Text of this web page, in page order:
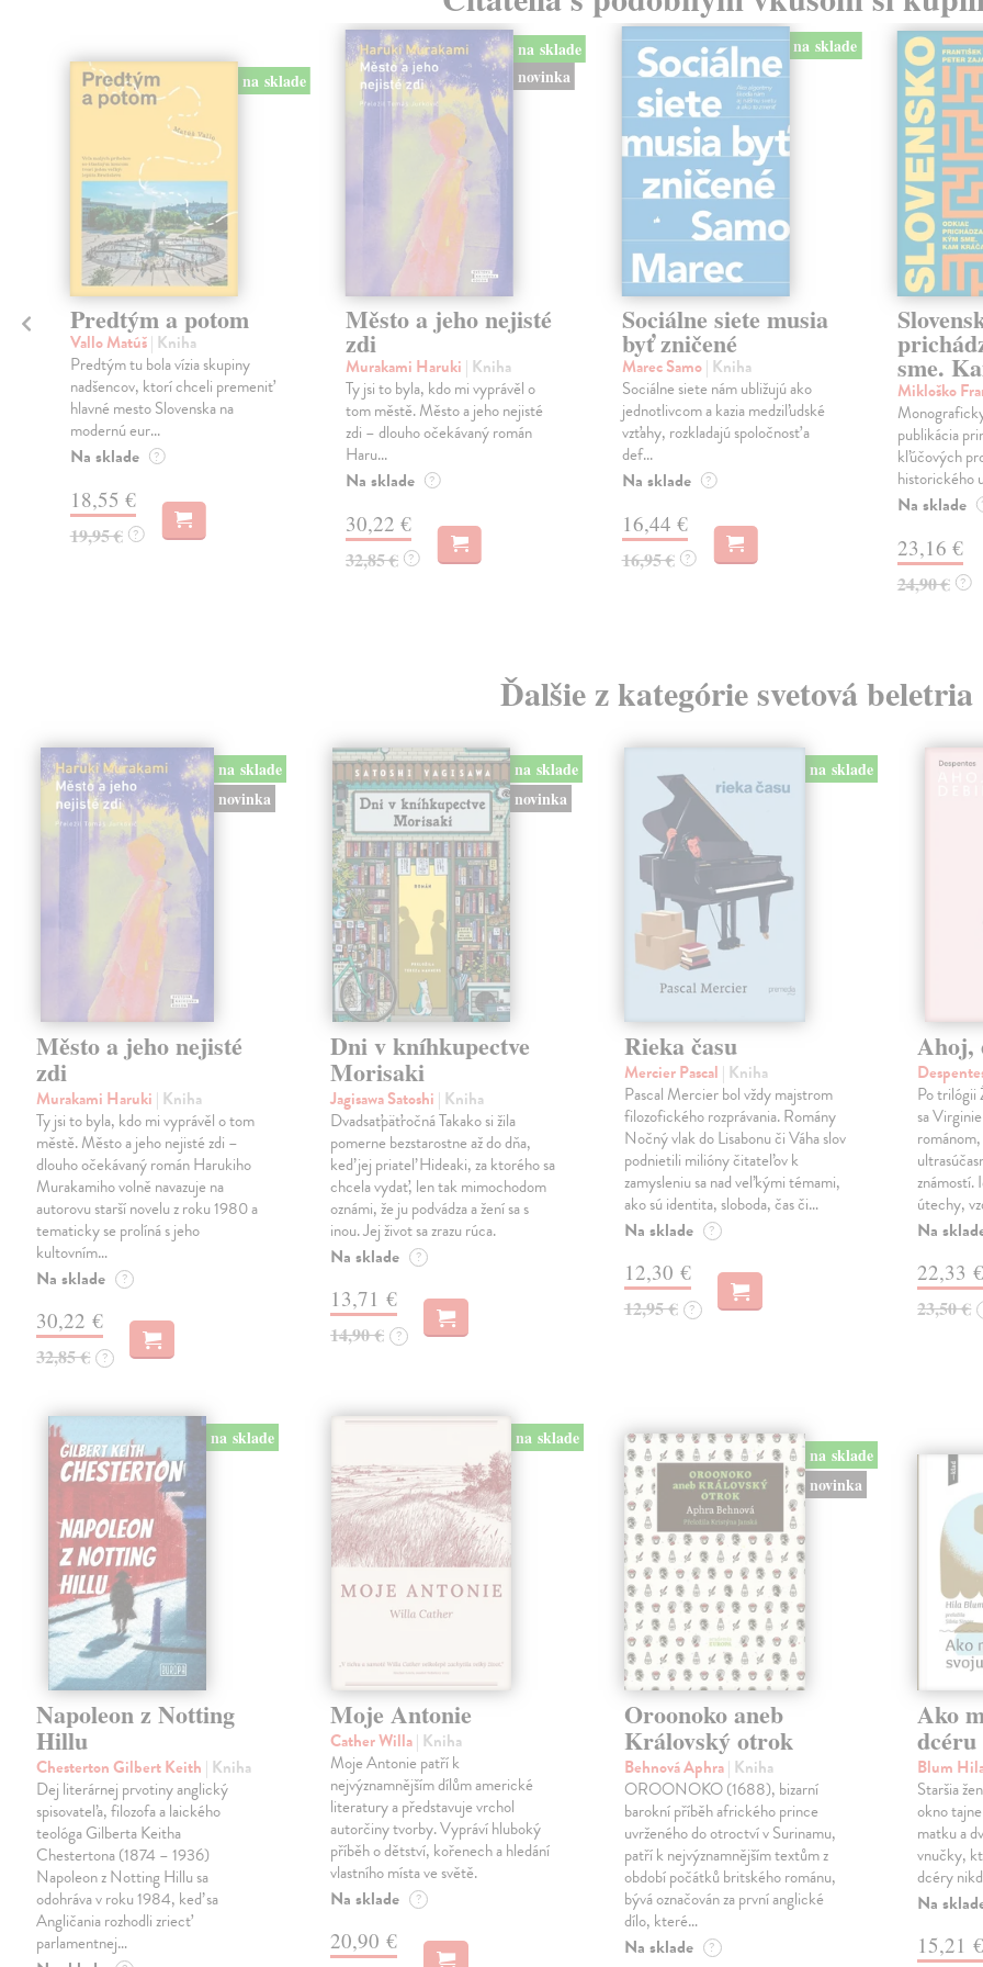
na sklade
Predtým a potom
Vallo Matúš| Kniha
Predtým tu bola vízia skupiny
nadšencov, ktorí chceli premeniť
hlavné mesto Slovenska na
modernú eur...
Na sklade ?
18,55 €
19,95 € ?
na sklade
novinka
Město a jeho nejisté
zdi
Murakami Haruki | Kniha
Ty jsi to byla, kdo mi vyprávěl o
tom městě. Město a jeho nejisté
zdi – dlouho očekávaný román
Haru...
Na sklade ?
30,22 €
32,85 € ?
na sklade
Sociálne siete musia
byť zničené
Marec Samo| Kniha
Sociálne siete nám ubližujú ako
jednotlivcom a kazia medziľudské
vzťahy, rozkladajú spoločnosť a
def...
Na sklade ?
16,44 €
16,95 € ?
sme.
Mikloško
publikácia
kľúčových
historického
Na sklade
23,16 €
24,90 € ?
Ďalšie z kategórie svetová beletria
na sklade
novinka
Město a jeho nejisté
zdi
Murakami Haruki | Kniha
Ty jsi to byla, kdo mi vyprávěl o tom
městě. Město a jeho nejisté zdi –
dlouho očekávaný román Harukiho
Murakamiho volně navazuje na
autorovu starší novelu z roku 1980 a
tematicky se prolíná s jeho
kultovním…
Na sklade ?
30,22 €
32,85 € ?
na sklade
novinka
Dni v kníhkupectve
Morisaki
Jagisawa Satoshi | Kniha
Dvadsaťpäťročná Takako si žila
pomerne bezstarostne až do dňa,
keď jej priateľ Hideaki, za ktorého sa
chcela vydať, len tak mimochodom
oznámi, že ju podvádza a žení sa s
inou. Jej život sa zrazu rúca.
Na sklade ?
13,71 €
14,90 € ?
na sklade
Rieka času
Mercier Pascal | Kniha
Pascal Mercier bol vždy majstrom
filozofického rozprávania. Romány
Nočný vlak do Lisabonu či Váha slov
podnietili milióny čitateľov k
zamysleniu sa nad veľkými témami,
ako sú identita, sloboda, čas či…
Na sklade ?
12,30 €
12,95 € ?
Ahoj,
Po trilógii
sa
známostí.
útechy,
Na
22,33 €
23,50 €
na sklade
Napoleon z Notting
Hillu
Chesterton Gilbert Keith | Kniha
Dej literárnej prvotiny anglický
spisovateľa, filozofa a laického
teológa Gilberta Keitha
Chestertona (1874 – 1936)
Napoleon z Notting Hillu sa
odohráva v roku 1984, keď sa
Angličania rozhodli zriecť
parlamentnej…
na sklade
Moje Antonie
Cather Willa| Kniha
Moje Antonie patří k
nejvýznamnějším dílům americké
literatury a představuje vrchol
autorčiny tvorby. Vypráví hluboký
příběh o dětství, kořenech a hledání
vlastního místa ve světě.
Na sklade ?
20,90 €
na sklade
novinka
Oroonoko aneb
Královský otrok
Behnová Aphra| Kniha
OROONOKO (1688), bizarní
barokní příběh afrického prince
uvrženého do otroctví v Surinamu,
patří k nejvýznamnějším textům z
období počátků britského románu,
bývá označován za první anglické
dílo, které…
Na sklade ?
Ako
dcéru
Blum
Staršia
okno
matku a
vnučky,
dcéry
Na
15,21 €